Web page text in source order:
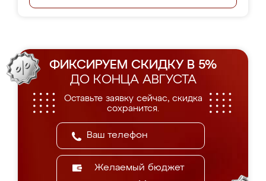
ФИКСИРУЕМ СКИДКУ В 5%
ДО КОНЦА АВГУСТА
Оставьте заявку сейчас, скидка
сохранится.
Желаемый бюджет